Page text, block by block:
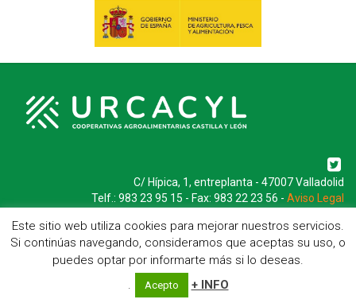
C/ Hípica, 1, entreplanta - 47007 Valladolid
Telf.: 983 23 95 15 - Fax: 983 22 23 56 - Aviso Legal
Este sitio web utiliza cookies para mejorar nuestros servicios.
Si continúas navegando, consideramos que aceptas su uso, o
puedes optar por informarte más si lo deseas.
.
Acepto + INFO